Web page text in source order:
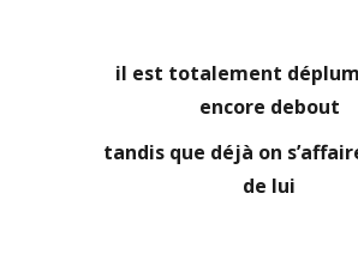
il est totalement
encore debout
tandis que déjà on
de lui